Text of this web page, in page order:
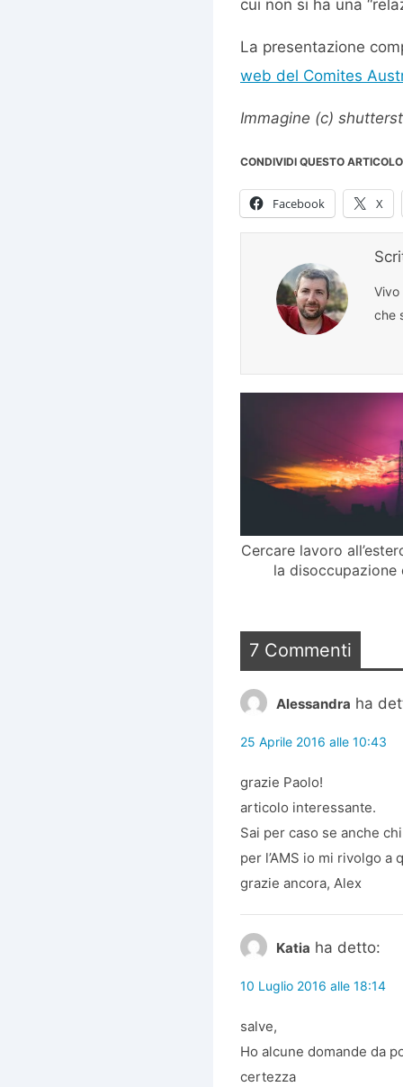
cui non si ha una
La presentazione
web del Comites
Immagine (c)
CONDIVIDI QUESTO ARTICOLO
Facebook X
Vivo
che
Cercare lavoro
la disoccupazione
7 Commenti
Alessandra ha
25 Aprile 2016 alle 10:43
grazie Paolo!
articolo interessante.
Sai per caso se anche
per l’AMS io mi rivolgo a
grazie ancora, Alex
Katia ha detto:
10 Luglio 2016 alle 18:14
salve,
Ho alcune domande da
certezza